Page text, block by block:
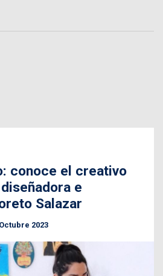
conoce el creativo
e
Salazar
2023